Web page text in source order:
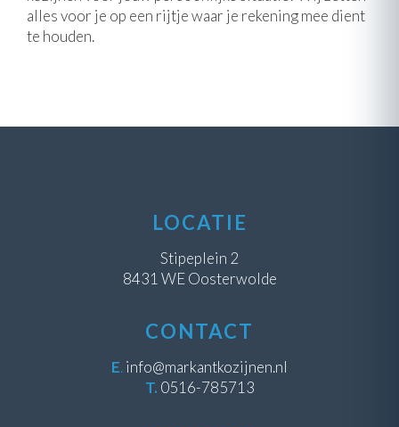
alles voor je op een rijtje waar je rekening mee dient
te houden.
LOCATIE
Stipeplein 2
8431 WE Oosterwolde
CONTACT
E.info@markantkozijnen.nl
T. 0516-785713